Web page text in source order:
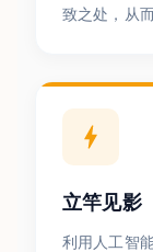
致之处，从
立竿见影
利用人工智